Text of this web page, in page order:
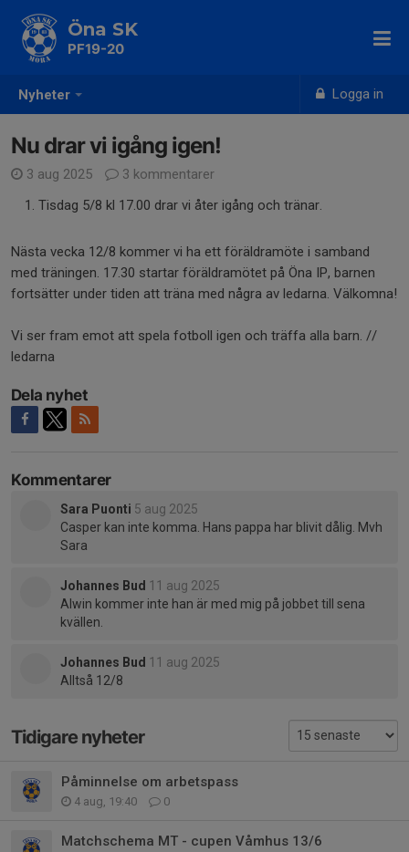
Nyheter Logga in
Öna SK
PF19-20
Nu drar vi igång igen!
3 aug 2025
3 kommentarer
Tisdag 5/8 kl 17.00 drar vi åter igång och tränar.
Nästa vecka 12/8 kommer vi ha ett föräldramöte i samband
med träningen. 17.30 startar föräldramötet på Öna IP, barnen
fortsätter under tiden att träna med några av ledarna. Välkomna!
Vi ser fram emot att spela fotboll igen och träffa alla barn. //
ledarna
Dela nyhet
Kommentarer
Sara Puonti 5 aug 2025
Casper kan inte komma. Hans pappa har blivit dålig. Mvh
Sara
Johannes Bud 11 aug 2025
Alwin kommer inte han är med mig på jobbet till sena
kvällen.
Johannes Bud 11 aug 2025
Alltså 12/8
Tidigare nyheter
Påminnelse om arbetspass
4 aug, 19:40 0
Matchschema MT - cupen Våmhus 13/6